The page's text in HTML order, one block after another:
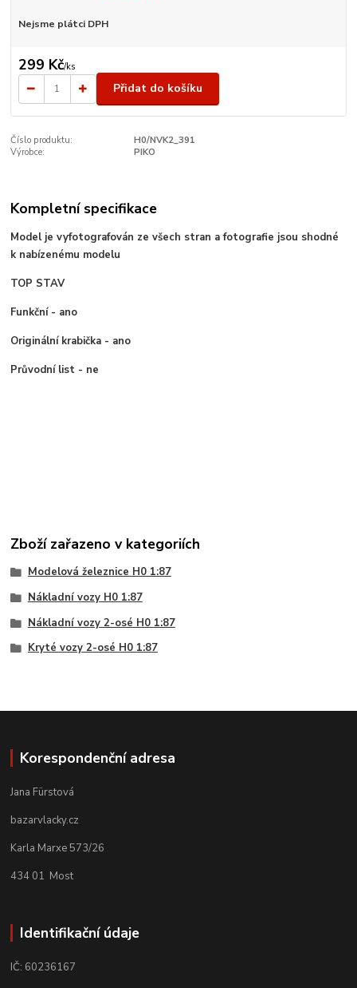
Nejsme plátci DPH
299 Kč/ks
Přidat do košíku
Číslo produktu:
H0/NVK2_391
Výrobce:
PIKO
Kompletní specifikace
Model je vyfotografován ze všech stran a fotografie jsou shodné
k nabízenému modelu
TOP STAV
Funkční - ano
Originální krabička - ano
Průvodní list - ne
Zboží zařazeno v kategoriích
Modelová železnice H0 1:87
Nákladní vozy H0 1:87
Nákladní vozy 2-osé H0 1:87
Kryté vozy 2-osé H0 1:87
Korespondenční adresa
Jana Fürstová
bazarvlacky.cz
Karla Marxe 573/26
434 01 Most
Identifikační údaje
IČ: 60236167